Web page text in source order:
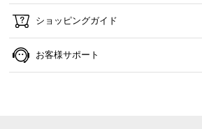
ショッピングガイド
お客様サポート